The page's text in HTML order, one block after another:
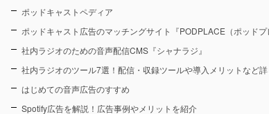
ポッドキャストペディア
ポッドキャスト広告のマッチングサイト『PODPLACE（ポッドプ
社内ラジオのための音声配信CMS『シャナラジ』
社内ラジオのツール7選！配信・収録ツールや導入メリットなど
はじめての音声広告のすすめ
Spotify広告を解説！広告事例やメリットを紹介